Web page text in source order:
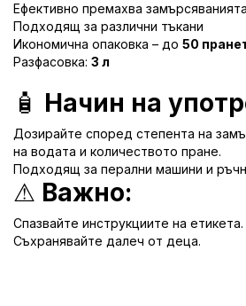
Ефективно премахва замърсяванията
Подходящ за различни тъкани
Икономична опаковка – до 50
Разфасовка: 3 л
🧴 Начин на
Дозирайте според степента на
на водата и количеството пране.
Подходящ за перални машини и
⚠ Важно:
Спазвайте инструкциите на етикета.
Съхранявайте далеч от деца.